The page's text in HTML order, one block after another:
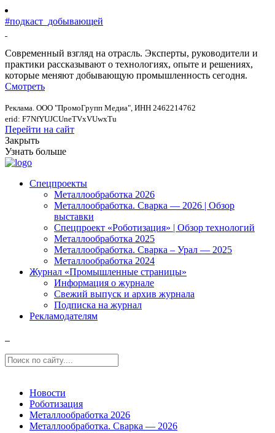
#подкаст_добывающей
Современный взгляд на отрасль. Эксперты, руководители и
практики рассказывают о технологиях, опыте и решениях,
которые меняют добывающую промышленность сегодня.
Смотреть
Реклама. ООО "ПромоГрупп Медиа", ИНН 2462214762
erid: F7NfYUJCUneTVxVUwxTu
Перейти на сайт
Закрыть
Узнать больше
Спецпроекты
Металлообработка 2026
Металлообработка. Сварка — 2026 | Обзор
выставки
Спецпроект «Роботизация» | Обзор технологий
Металлообработка 2025
Металлообработка. Сварка – Урал — 2025
Металлообработка 2024
Журнал «Промышленные страницы»
Информация о журнале
Свежий выпуск и архив журнала
Подписка на журнал
Рекламодателям
Новости
Роботизация
Металлообработка 2026
Металлообработка. Сварка — 2026